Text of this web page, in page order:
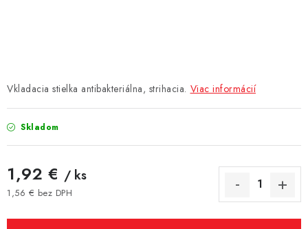
Vkladacia stielka antibakteriálna, strihacia. Viac informácií
Skladom
1,92 € / ks
1,56 € bez DPH